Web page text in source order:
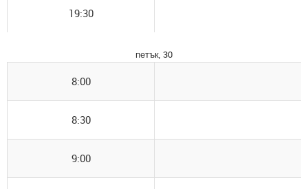
19:30
петък, 30
8:00
8:30
9:00